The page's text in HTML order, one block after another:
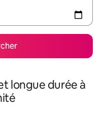
longue durée à